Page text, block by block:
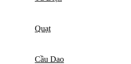
Quạt
Cầu Dao